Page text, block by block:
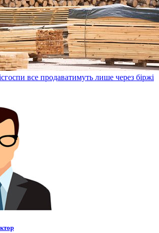
все продаватимуть лише через біржі